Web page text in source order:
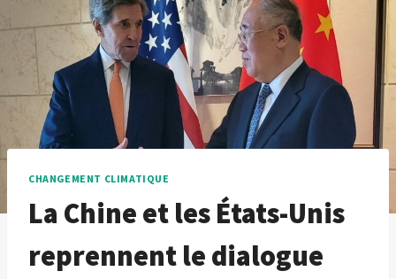
CHANGEMENT CLIMATIQUE
La Chine et les États-Unis
reprennent le dialogue